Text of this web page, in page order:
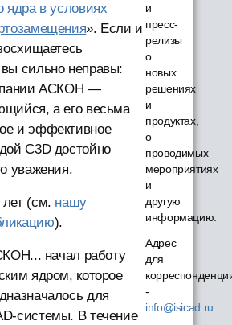
ядра в условиях
». Если и
сильно неправы:
АСКОН —
а его весьма
и эффективное
C3D достойно
уважения.
(см. нашу
).
начал работу
ядром, которое
для
системы. В течение
и
пресс-
релизы
о
новых
решениях
и
продуктах,
о
проводимых
мероприятиях
и
другую
информацию.
Адрес
для
-
info@isicad.ru